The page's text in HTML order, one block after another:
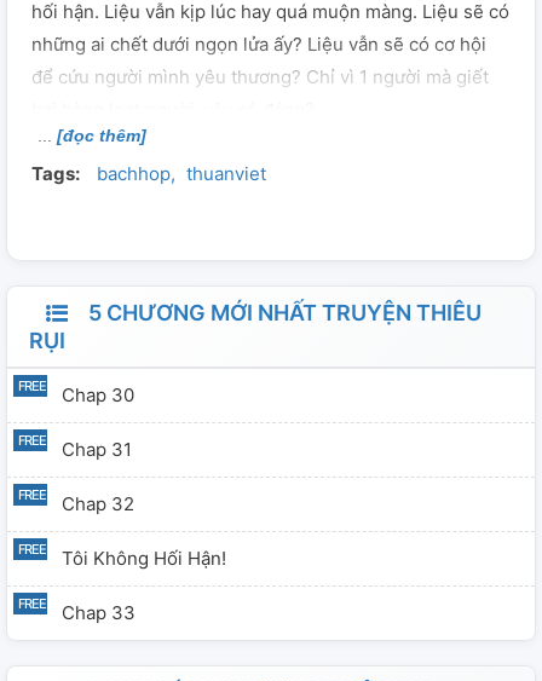
hối hận. Liệu vẫn kịp lúc hay quá muộn màng. Liệu sẽ có
những ai chết dưới ngọn lửa ấy? Liệu vẫn sẽ có cơ hội
để cứu người mình yêu thương? Chỉ vì 1 người mà giết
[đọc thêm]
Tags: bachhop thuanviet
5 CHƯƠNG MỚI NHẤT TRUYỆN THIÊU
RỤI
Chap 30
Chap 31
Chap 32
Tôi Không Hối Hận!
Chap 33